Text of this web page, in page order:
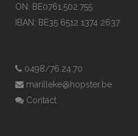
ON: BE0761.502.755
IBAN: BE35 6512 1374 2637
0498/76.24.70
marilleke@hopster.be
Contact